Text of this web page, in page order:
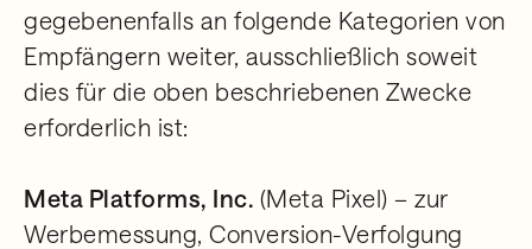
gegebenenfalls an folgende Kategorien von
Empfängern weiter, ausschließlich soweit
dies für die oben beschriebenen Zwecke
erforderlich ist:
Meta Platforms, Inc. (Meta Pixel) – zur
Werbemessung, Conversion-Verfolgung